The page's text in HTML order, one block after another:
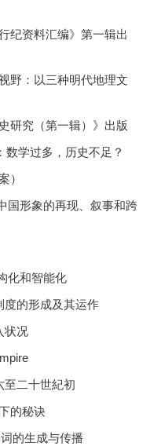
纪资料汇编》第一辑出
野：以三种明代地理文
研究（第一辑）》出版
学过多，历史不足？
）
国形象的再现、叙事和跨
化和智能化
度的形成及其运作
状况
至二十世紀初
的秘诀
的生成与传播